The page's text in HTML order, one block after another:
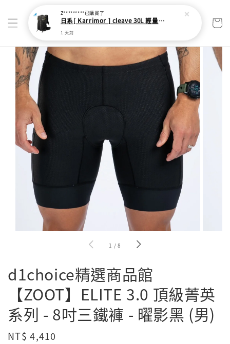
1 /8
d1choice精選商品館
【ZOOT】ELITE 3.0 頂級菁英
系列 - 8吋三鐵褲 - 曜影黑 (男)
Regular
NT$ 4,410
Z*********已購買了
日系[ Karrimor ] cleave 30L 輕量野跑健走包
1 天前